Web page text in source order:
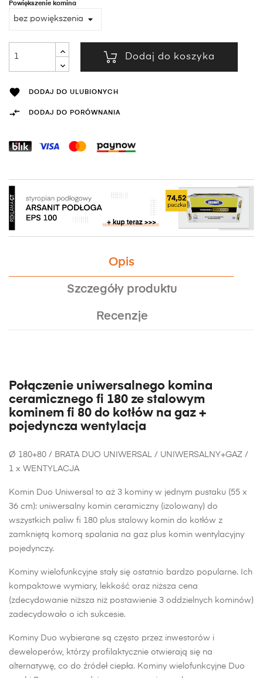
Opis
Szczegóły produktu
Recenzje
Połączenie uniwersalnego komina
ceramicznego fi 180 ze stalowym
kominem fi 80 do kotłów na gaz +
pojedyncza wentylacja
Ø 180+80 / BRATA DUO UNIWERSAL / UNIWERSALNY+GAZ /
1 x WENTYLACJA
Komin Duo Uniwersal to aż 3 kominy w jednym pustaku (55 x
36 cm): uniwersalny komin ceramiczny (izolowany) do
wszystkich paliw fi 180 plus stalowy komin do kotłów z
zamkniętą komorą spalania na gaz plus komin wentylacyjny
pojedynczy.
Kominy wielofunkcyjne stały się ostatnio bardzo popularne. Ich
kompaktowe wymiary, lekkość oraz niższa cena
(zdecydowanie niższa niż postawienie 3 oddzielnych kominów)
zadecydowało o ich sukcesie.
Kominy Duo wybierane są często przez inwestorów i
deweloperów, którzy profilaktycznie otwierają się na
alternatywę, co do źródeł ciepła. Kominy wielofunkcyjne Duo
Powiększenie komina
Dodaj do koszyka
 DODAJ DO ULUBIONYCH
 DODAJ DO PORÓWNANIA